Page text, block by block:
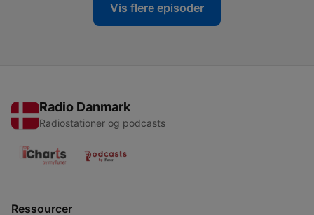
Vis flere episoder
Radio Danmark
Radiostationer og podcasts
Ressourcer